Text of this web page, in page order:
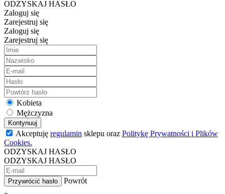
ODZYSKAJ HASŁO
Zaloguj się
Zarejestruj się
Zaloguj się
Zarejestruj się
Kobieta
Mężczyzna
Kontynuuj
Akceptuję regulamin sklepu oraz Politykę Prywatności i Plików
Cookies.
ODZYSKAJ HASŁO
ODZYSKAJ HASŁO
Przywrócić hasło
Powrót